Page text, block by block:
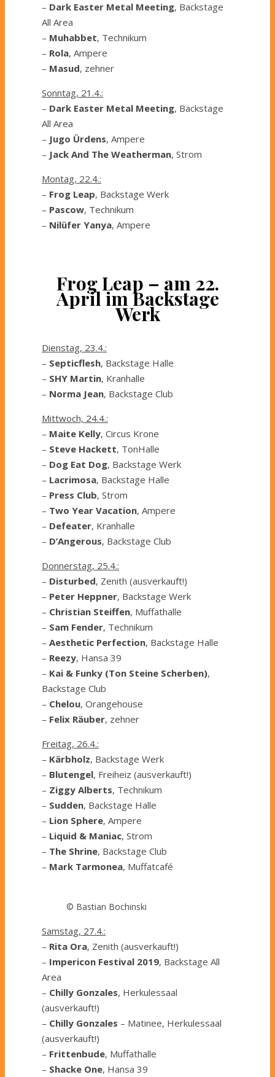
– Dark Easter Metal Meeting, Backstage
All Area
– Muhabbet, Technikum
– Rola, Ampere
– Masud, zehner
Sonntag, 21.4.:
– Dark Easter Metal Meeting, Backstage
All Area
– Jugo Ürdens, Ampere
– Jack And The Weatherman, Strom
Montag, 22.4.:
– Frog Leap, Backstage Werk
– Pascow, Technikum
– Nilüfer Yanya, Ampere
Frog Leap – am 22.
April im Backstage
Werk
Dienstag, 23.4.:
– Septicflesh, Backstage Halle
– SHY Martin, Kranhalle
– Norma Jean, Backstage Club
Mittwoch, 24.4.:
– Maite Kelly, Circus Krone
– Steve Hackett, TonHalle
– Dog Eat Dog, Backstage Werk
– Lacrimosa, Backstage Halle
– Press Club, Strom
– Two Year Vacation, Ampere
– Defeater, Kranhalle
– D’Angerous, Backstage Club
Donnerstag, 25.4.:
– Disturbed, Zenith (ausverkauft!)
– Peter Heppner, Backstage Werk
– Christian Steiffen, Muffathalle
– Sam Fender, Technikum
– Aesthetic Perfection, Backstage Halle
– Reezy, Hansa 39
– Kai & Funky (Ton Steine Scherben),
Backstage Club
– Chelou, Orangehouse
– Felix Räuber, zehner
Freitag, 26.4.:
– Kärbholz, Backstage Werk
– Blutengel, Freiheiz (ausverkauft!)
– Ziggy Alberts, Technikum
– Sudden, Backstage Halle
– Lion Sphere, Ampere
– Liquid & Maniac, Strom
– The Shrine, Backstage Club
– Mark Tarmonea, Muffatcafé
© Bastian Bochinski
Samstag, 27.4.:
– Rita Ora, Zenith (ausverkauft!)
– Impericon Festival 2019, Backstage All
Area
– Chilly Gonzales, Herkulessaal
(ausverkauft!)
– Chilly Gonzales – Matinee, Herkulessaal
(ausverkauft!)
– Frittenbude, Muffathalle
– Shacke One, Hansa 39